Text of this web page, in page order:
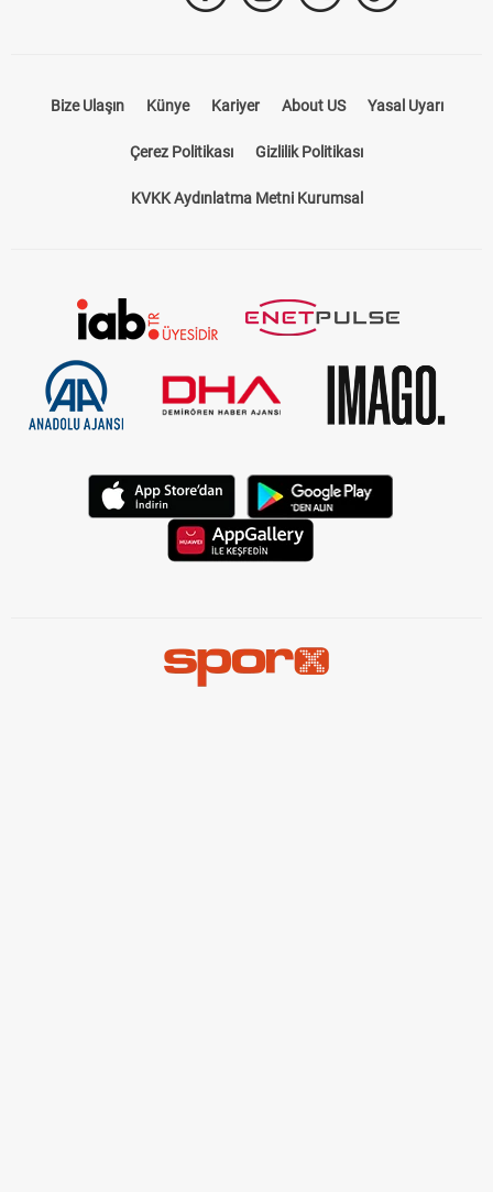
Bize Ulaşın Künye Kariyer About US Yasal Uyarı
Çerez Politikası Gizlilik Politikası
KVKK Aydınlatma Metni Kurumsal